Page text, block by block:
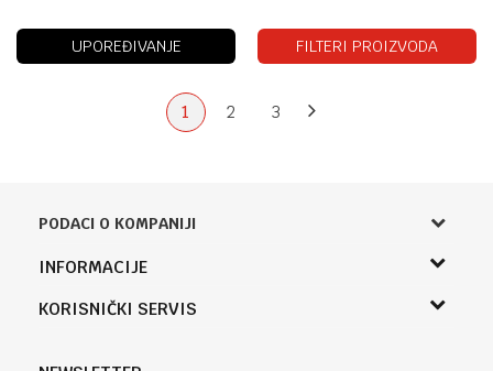
UPOREĐIVANJE FILTERI PROIZVODA
1 2 3
PODACI O KOMPANIJI
Knjižara Kultura
Knjaza Miloša 3A
INFORMACIJE
O nama
KORISNIČKI SERVIS